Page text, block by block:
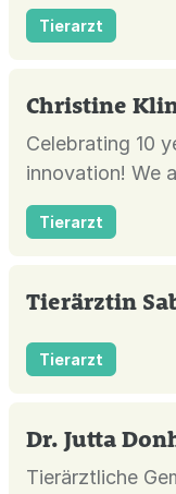
Tierarzt
Christine
Celebrating 10
innovation! We
our decade-
through a
leader in the
Tierarzt
Tierärztin
Tierarzt
Dr. Jutta
Tierärztliche